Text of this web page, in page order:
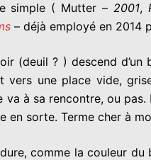
simple ( Mutter – 2001,
– déjà employé en 2014
(deuil ? ) descend
vers une place vide,
à sa rencontre, ou
en sorte. Terme cher à
comme la couleur